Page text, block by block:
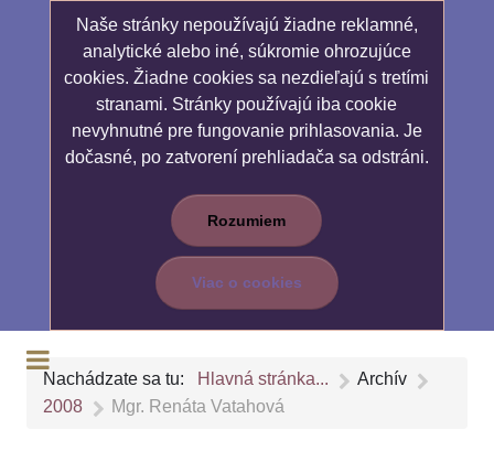
Naše stránky nepoužívajú žiadne reklamné,
analytické alebo iné, súkromie ohrozujúce
cookies. Žiadne cookies sa nezdieľajú s tretími
stranami. Stránky používajú iba cookie
nevyhnutné pre fungovanie prihlasovania. Je
dočasné, po zatvorení prehliadača sa odstráni.
Rozumiem
Viac o cookies
Nachádzate sa tu: Hlavná stránka...
Archív
2008
Mgr. Renáta Vatahová